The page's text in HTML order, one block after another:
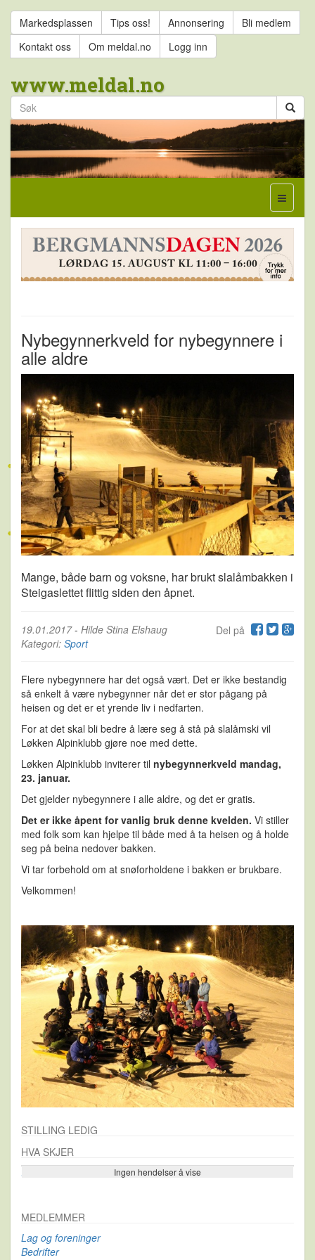
Markedsplassen Tips oss! Annonsering
Bli medlem
Kontakt oss
Om meldal.no Logg inn
www.meldal.no
Nybegynnerkveld for nybegynnere i
alle aldre
Mange, både barn og voksne, har brukt slalåmbakken i
Steigaslettet flittig siden den åpnet.
Del på
19.01.2017- Hilde Stina Elshaug
Kategori: Sport
Flere nybegynnere har det også vært. Det er ikke bestandig
så enkelt å være nybegynner når det er stor pågang på
heisen og det er et yrende liv i nedfarten.
For at det skal bli bedre å lære seg å stå på slalåmski vil
Løkken Alpinklubb gjøre noe med dette.
Løkken Alpinklubb inviterer til nybegynnerkveld mandag,
23. januar.
Det gjelder nybegynnere i alle aldre, og det er gratis.
Det er ikke åpent for vanlig bruk denne kvelden. Vi stiller
med folk som kan hjelpe til både med å ta heisen og å holde
seg på beina nedover bakken.
Vi tar forbehold om at snøforholdene i bakken er brukbare.
Velkommen!
STILLING LEDIG
HVA SKJER
Ingen hendelser å vise
Se flere…
MEDLEMMER
Lag og foreninger
Bedrifter